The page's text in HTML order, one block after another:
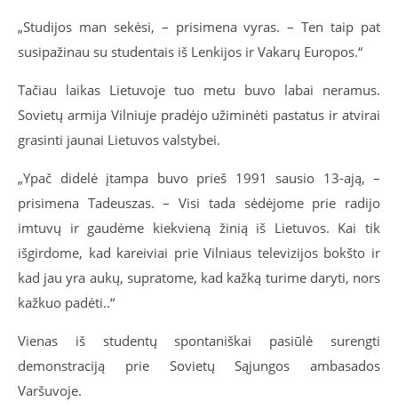
„Studijos man sekėsi, – prisimena vyras. – Ten taip pat
susipažinau su studentais iš Lenkijos ir Vakarų Europos.“
Tačiau laikas Lietuvoje tuo metu buvo labai neramus.
Sovietų armija Vilniuje pradėjo užiminėti pastatus ir atvirai
grasinti jaunai Lietuvos valstybei.
„Ypač didelė įtampa buvo prieš 1991 sausio 13-ają, –
prisimena Tadeuszas. – Visi tada sėdėjome prie radijo
imtuvų ir gaudėme kiekvieną žinią iš Lietuvos. Kai tik
išgirdome, kad kareiviai prie Vilniaus televizijos bokšto ir
kad jau yra aukų, supratome, kad kažką turime daryti, nors
kažkuo padėti..“
Vienas iš studentų spontaniškai pasiūlė surengti
demonstraciją prie Sovietų Sąjungos ambasados
Varšuvoje.